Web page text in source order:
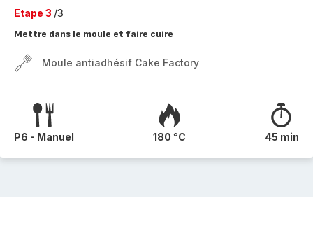
Etape 3 /3
Mettre dans le moule et faire cuire
Moule antiadhésif Cake Factory
P6 - Manuel 180 °C 45 min